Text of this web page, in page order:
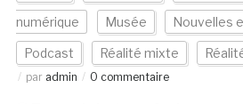
numérique Musée Nouvelles
Podcast Réalité mixte
par admin 0 commentaire